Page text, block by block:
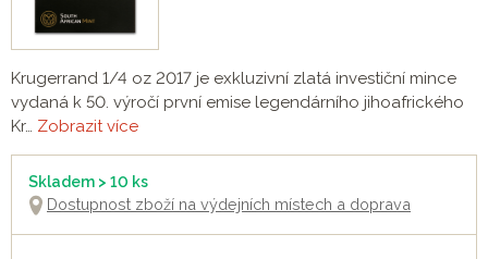
Krugerrand 1/4 oz 2017 je exkluzivní zlatá investiční mince
vydaná k 50. výročí první emise legendárního jihoafrického
Kr… Zobrazit více
Skladem > 10 ks
Dostupnost zboží na výdejních místech a doprava